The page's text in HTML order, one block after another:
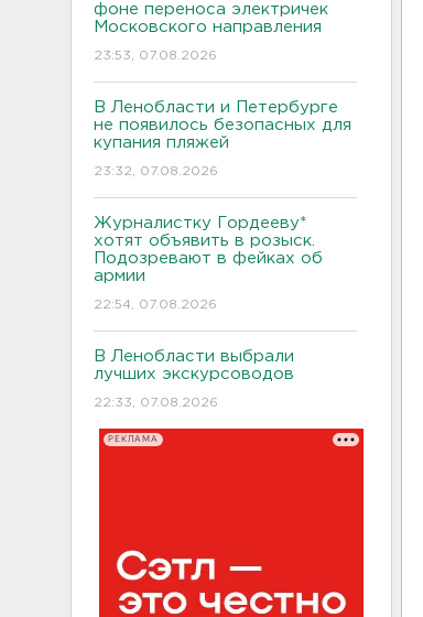
фоне переноса электричек
Московского направления
23:53, 07.08.2026
В Ленобласти и Петербурге
не появилось безопасных для
купания пляжей
23:32, 07.08.2026
Журналистку Гордееву*
хотят объявить в розыск.
Подозревают в фейках об
армии
22:54, 07.08.2026
В Ленобласти выбрали
лучших экскурсоводов
22:33, 07.08.2026
РЕКЛАМА